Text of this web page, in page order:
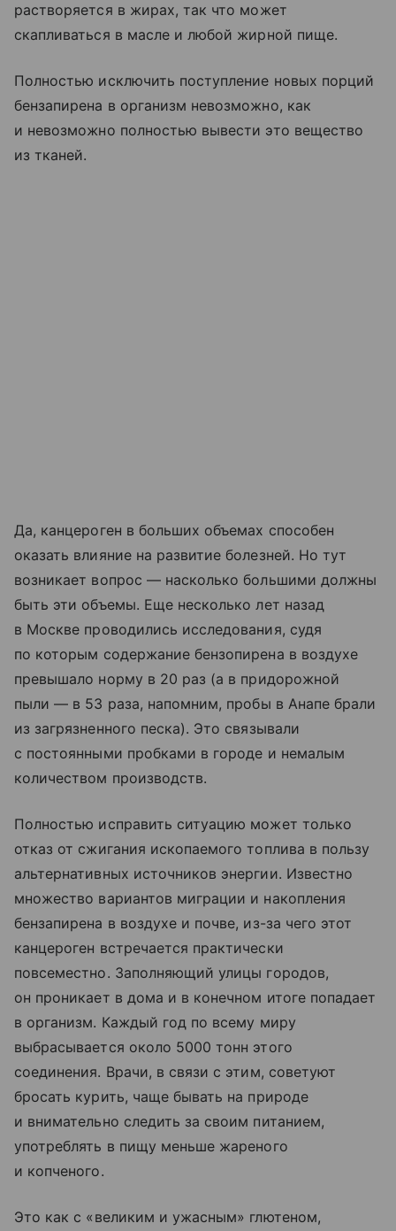
растворяется в жирах, так что может
скапливаться в масле и любой жирной пище.
Полностью исключить поступление новых порций
бензапирена в организм невозможно, как
и невозможно полностью вывести это вещество
из тканей.
Да, канцероген в больших объемах способен
оказать влияние на развитие болезней. Но тут
возникает вопрос — насколько большими должны
быть эти объемы. Еще несколько лет назад
в Москве проводились исследования, судя
по которым содержание бензопирена в воздухе
превышало норму в 20 раз (а в придорожной
пыли — в 53 раза, напомним, пробы в Анапе брали
из загрязненного песка). Это связывали
с постоянными пробками в городе и немалым
количеством производств.
Полностью исправить ситуацию может только
отказ от сжигания ископаемого топлива в пользу
альтернативных источников энергии. Известно
множество вариантов миграции и накопления
бензапирена в воздухе и почве, из-за чего этот
канцероген встречается практически
повсеместно. Заполняющий улицы городов,
он проникает в дома и в конечном итоге попадает
в организм. Каждый год по всему миру
выбрасывается около 5000 тонн этого
соединения. Врачи, в связи с этим, советуют
бросать курить, чаще бывать на природе
и внимательно следить за своим питанием,
употреблять в пищу меньше жареного
и копченого.
Это как с «великим и ужасным» глютеном,